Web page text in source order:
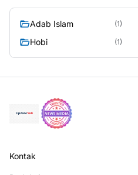
Adab Islam (1)
Hobi (1)
Kontak